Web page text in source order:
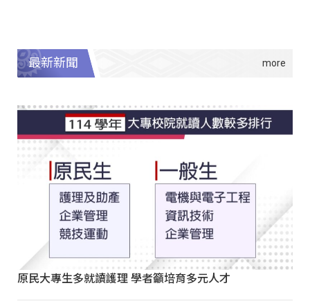
最新新聞
原民大專生多就讀護理 學者籲培育多元人才